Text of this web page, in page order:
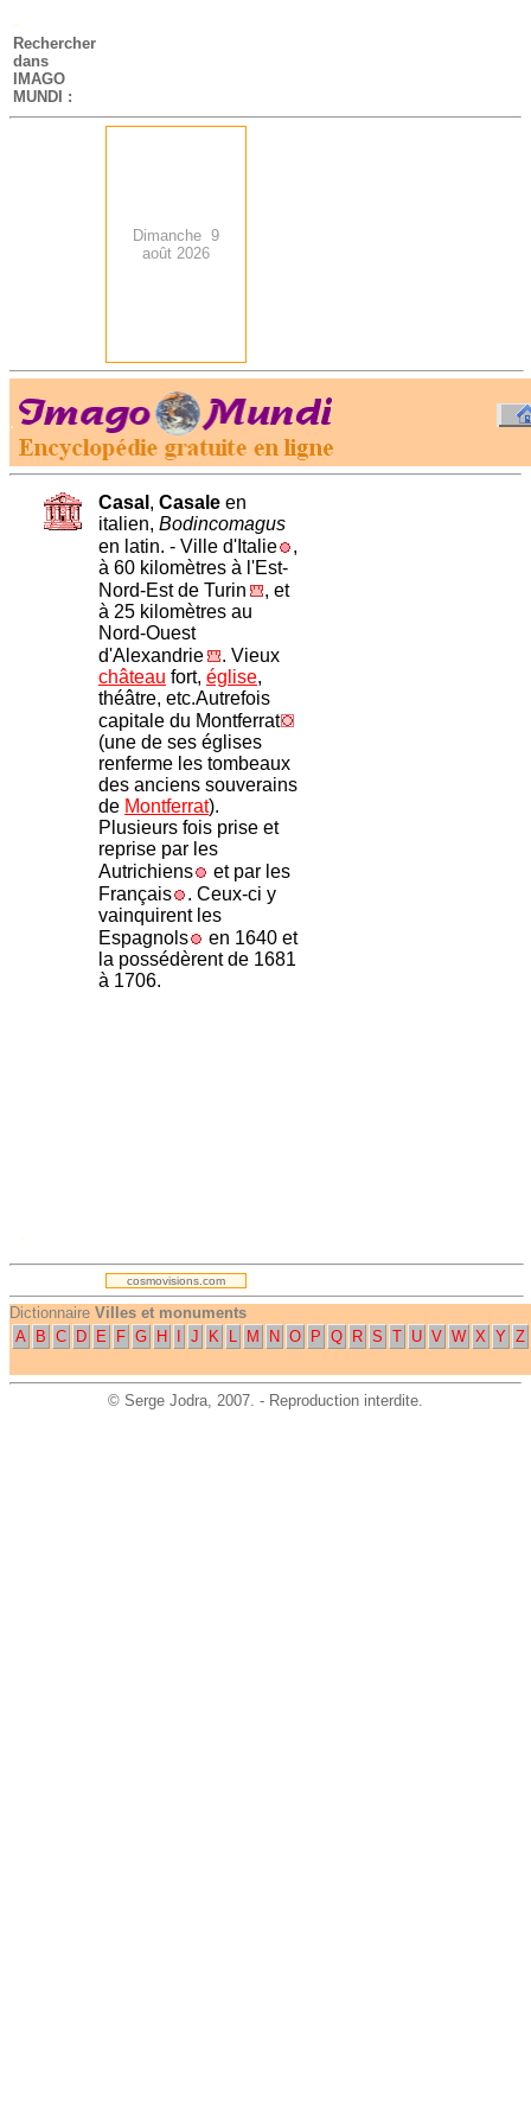
-
Rechercher
dans
IMAGO
MUNDI :
Dimanche 9
août 2026
.
Casal , Casale en
italien, Bodincomagus
en latin. - Ville d'Italie
,
à 60 kilomètres à l'Est-
Nord-Est de Turin
, et
à 25 kilomètres au
Nord-Ouest
d'Alexandrie
. Vieux
château fort, église,
théâtre, etc.Autrefois
capitale du Montferrat
(une de ses églises
renferme les tombeaux
des anciens souverains
de Montferrat).
Plusieurs fois prise et
reprise par les
Autrichiens
et par les
Français
. Ceux-ci y
vainquirent les
Espagnols
en 1640 et
la possédèrent de 1681
à 1706.
.
cosmovisions.com
Dictionnaire Villes et monuments
A
B C D E F G H J K L M N O P Q R S T U V W X Y Z
© Serge Jodra, 2007. - Reproduction interdite.